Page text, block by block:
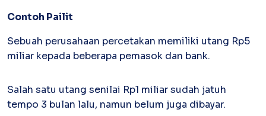
Contoh Pailit
Sebuah perusahaan percetakan memiliki utang Rp5
miliar kepada beberapa pemasok dan bank.
Salah satu utang senilai Rp1 miliar sudah jatuh
tempo 3 bulan lalu, namun belum juga dibayar.